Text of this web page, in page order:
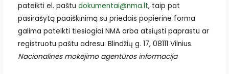
pateikti el. paštu dokumentai@nma.lt, taip pat
pasirašytą paaiškinimą su priedais popierine forma
galima pateikti tiesiogiai NMA arba atsiųsti paprastu ar
registruotu paštu adresu: Blindžių g. 17, 08111 Vilnius.
Nacionalinės mokėjimo agentūros informacija